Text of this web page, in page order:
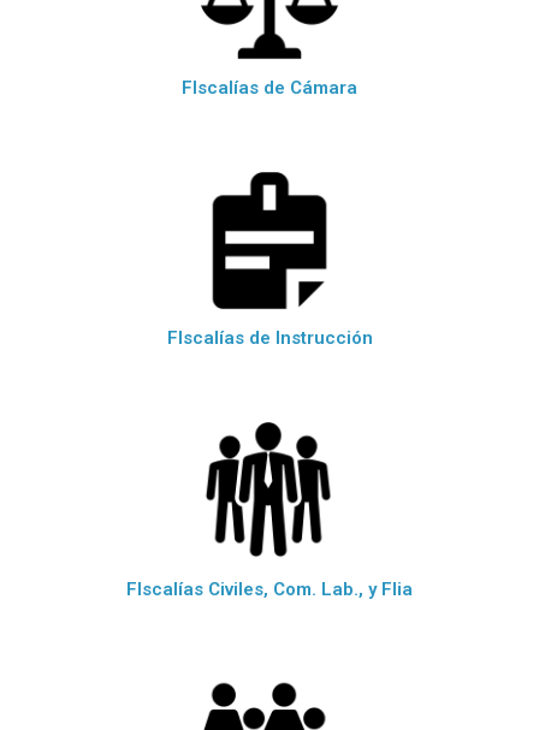
FIscalías de Cámara
FIscalías de Instrucción
FIscalías Civiles, Com. Lab., y Flia